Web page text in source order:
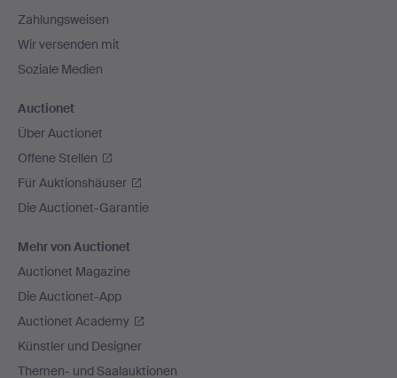
Zahlungsweisen
Wir versenden mit
Soziale Medien
Auctionet
Über Auctionet
Offene Stellen
Für Auktionshäuser
Die Auctionet-Garantie
Mehr von Auctionet
Auctionet Magazine
Die Auctionet-App
Auctionet Academy
Künstler und Designer
Themen- und Saalauktionen